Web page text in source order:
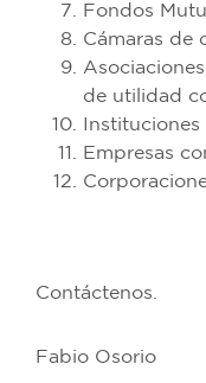
Fondos
Cámaras de
de utilidad
Empresas
Contáctenos.
Fabio Osorio